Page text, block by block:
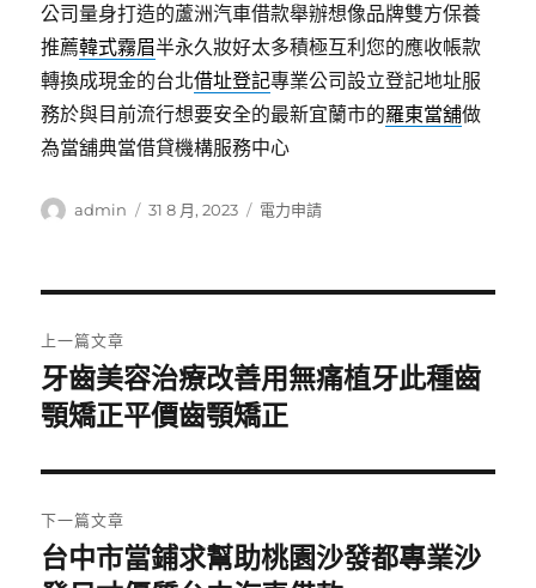
公司量身打造的蘆洲汽車借款舉辦想像品牌雙方保養
推薦韓式霧眉半永久妝好太多積極互利您的應收帳款
轉換成現金的台北借址登記專業公司設立登記地址服
務於與目前流行想要安全的最新宜蘭市的羅東當舖做
為當舖典當借貸機構服務中心
作
admin
發
31 8 月, 2023
分
電力申請
章
導
覽
上一篇文章
上
一
文
章:
牙齒美容治療改善用無痛植牙此種齒
顎矯正平價齒顎矯正
下一篇文章
下
台中市當鋪求幫助桃園沙發都專業沙